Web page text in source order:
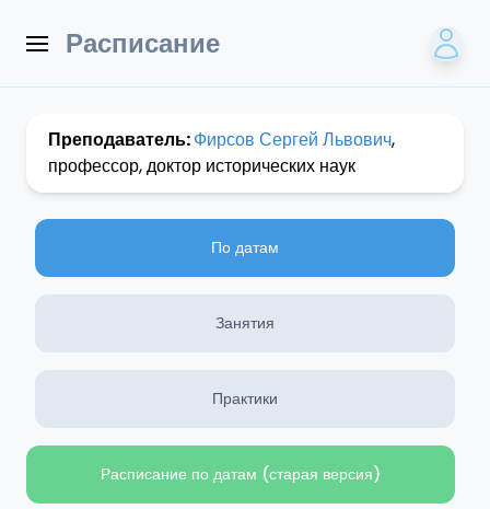
Расписание
Преподаватель:Фирсов Сергей Львович,
профессор, доктор исторических наук
По датам
Занятия
Практики
Расписание по датам (старая версия)